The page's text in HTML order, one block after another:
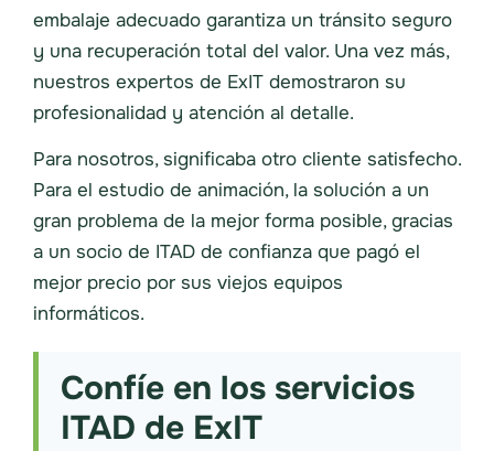
embalaje adecuado garantiza un tránsito seguro
y una recuperación total del valor. Una vez más,
nuestros expertos de ExIT demostraron su
profesionalidad y atención al detalle.
Para nosotros, significaba otro cliente satisfecho.
Para el estudio de animación, la solución a un
gran problema de la mejor forma posible, gracias
a un socio de ITAD de confianza que pagó el
mejor precio por sus viejos equipos
informáticos.
Confíe en los servicios
ITAD de ExIT